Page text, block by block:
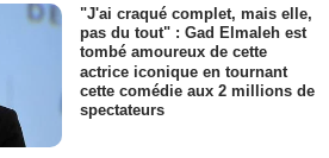
"J'ai craqué complet, mais elle,
pas du tout" : Gad Elmaleh est
tombé amoureux de cette
actrice iconique en tournant
cette comédie aux 2 millions de
spectateurs